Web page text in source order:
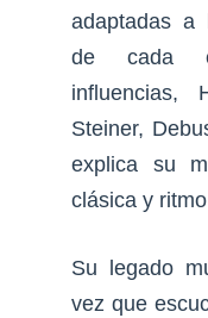
adaptadas a
de cada
influencias,
Steiner,
explica su
clásica y
Su legado
vez que